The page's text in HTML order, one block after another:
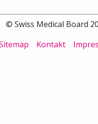
© Swiss Medical Board
Kontakt